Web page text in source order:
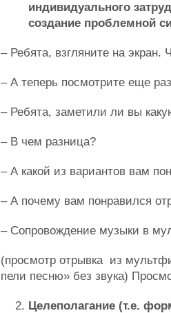
индивидуального
создание проблемной
– Ребята, взгляните на экран.
– А теперь посмотрите еще
– Ребята, заметили ли вы
– В чем разница?
– А какой из вариантов вам
– А почему вам понравился
– Сопровождение музыки в
(просмотр отрывка из
пели песню» без звука)
Целеполагание (т.е.